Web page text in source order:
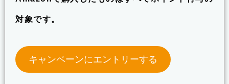
対象です。
キャンペーンにエントリーする